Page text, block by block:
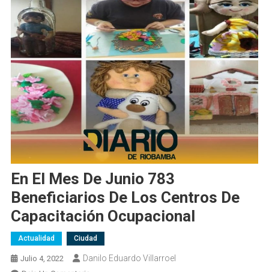
En El Mes De Junio 783
Beneficiarios De Los Centros De
Capacitación Ocupacional
Actualidad Ciudad
Julio 4, 2022 Danilo Eduardo Villarroel